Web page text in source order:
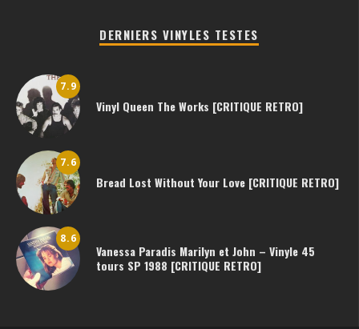
DERNIERS VINYLES TESTES
7.9
Vinyl Queen The Works [CRITIQUE RETRO]
7.6
Bread Lost Without Your Love [CRITIQUE RETRO]
8.6
Vanessa Paradis Marilyn et John – Vinyle 45
tours SP 1988 [CRITIQUE RETRO]